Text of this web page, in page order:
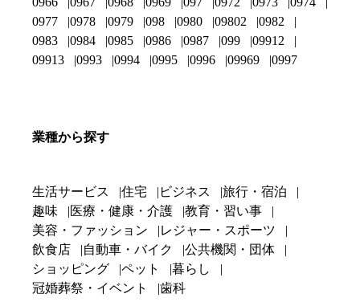
0977
0978 0979 098 0980 09802
0982
0983
0984 0985 0986 0987 099
09912
09913
0993 0994 0995 0996 09969 0997
業種から探す
生活サービス 住宅 ビジネス
旅行・宿泊
趣味
医療・健康・介護
教育・習い事
美容・ファッション
レジャー・スポーツ
飲食店
自動車・バイク
公共機関・団体
ショッピング
ペット
暮らし
冠婚葬祭・イベント
歯科